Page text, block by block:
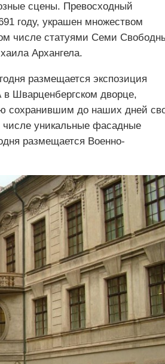
сцены. Превосходный
году, украшен множеством
числе статуями Семи
Архангела.
размещается экспозиция
в Шварценбергском дворце,
сохранившим до наших дней
числе уникальные фасадные
размещается Военно-